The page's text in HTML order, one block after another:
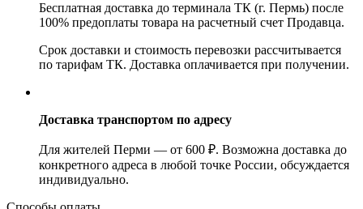
Бесплатная доставка до терминала ТК (г. Пермь) после
100% предоплаты товара на расчетный счет Продавца.
Срок доставки и стоимость перевозки рассчитывается
по тарифам ТК. Доставка оплачивается при получении.
Доставка транспортом по адресу
Для жителей Перми — от 600 ₽. Возможна доставка до
конкретного адреса в любой точке России, обсуждается
индивидуально.